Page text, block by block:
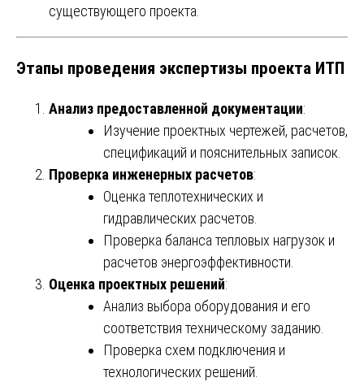
существующего проекта.
Этапы проведения экспертизы проекта ИТП
Анализ предоставленной документации:
Изучение проектных чертежей, расчетов,
спецификаций и пояснительных записок.
Проверка инженерных расчетов:
Оценка теплотехнических и
гидравлических расчетов.
Проверка баланса тепловых нагрузок и
расчетов энергоэффективности.
Оценка проектных решений:
Анализ выбора оборудования и его
соответствия техническому заданию.
Проверка схем подключения и
технологических решений.